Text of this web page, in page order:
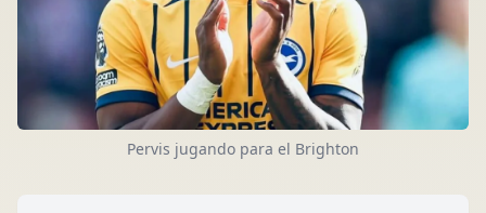
Pervis jugando para el Brighton